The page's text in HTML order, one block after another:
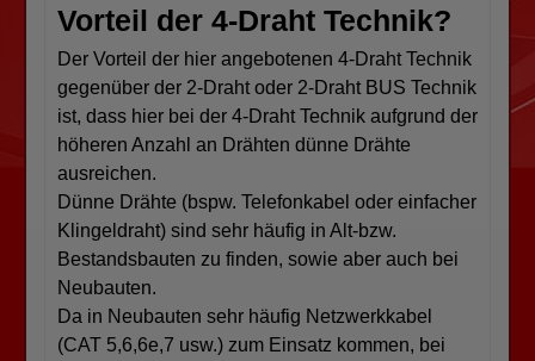
Vorteil der 4-Draht Technik?
Der Vorteil der hier angebotenen 4-Draht Technik
gegenüber der 2-Draht oder 2-Draht BUS Technik
ist, dass hier bei der 4-Draht Technik aufgrund der
höheren Anzahl an Drähten dünne Drähte
ausreichen.
Dünne Drähte (bspw. Telefonkabel oder einfacher
Klingeldraht) sind sehr häufig in Alt-bzw.
Bestandsbauten zu finden, sowie aber auch bei
Neubauten.
Da in Neubauten sehr häufig Netzwerkkabel
(CAT 5,6,6e,7 usw.) zum Einsatz kommen, bei